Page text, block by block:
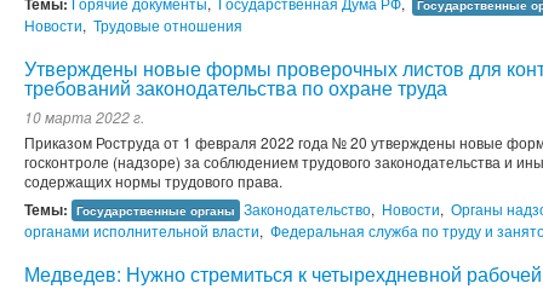
Государственные
Новости, Трудовые отношения
Утверждены новые формы проверочных листов для
требований законодательства по охране труда
10 марта 2022 г.
Приказом Роструда от 1 февраля 2022 года № 20 утверждены новые
госконтроле (надзоре) за соблюдением трудового законодательства и
содержащих нормы трудового права.
Темы: Государственные органы Законодательство, Новости, Органы
органами исполнительной власти, Федеральная служба по труду и
Медведев: Нужно стремиться к четырехдневной